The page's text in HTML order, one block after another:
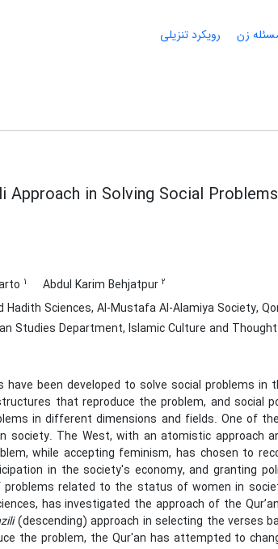
زن
رویکرد تنزیلی
Approach in Solving Social
1 Abdul Karim Behjatpur 2
Sciences, Al-Mustafa Al-Alamiya Society,
Studies Department, Islamic Culture and
have been developed to solve social problems
that reproduce the problem, and social
in different dimensions and fields. One of
society. The West, with an atomistic approach
while accepting feminism, has chosen to
in the society's economy, and granting
related to the status of women in
has investigated the approach of the
(descending) approach in selecting the verses
the problem, the Qur'an has attempted to